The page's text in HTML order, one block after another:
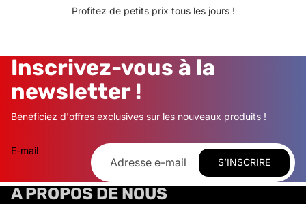
Profitez de petits prix tous les jours !
Inscrivez-vous à la
newsletter !
Bénéficiez d'offres exclusives sur les nouveaux produits !
E-mail
S’INSCRIRE
A PROPOS DE NOUS